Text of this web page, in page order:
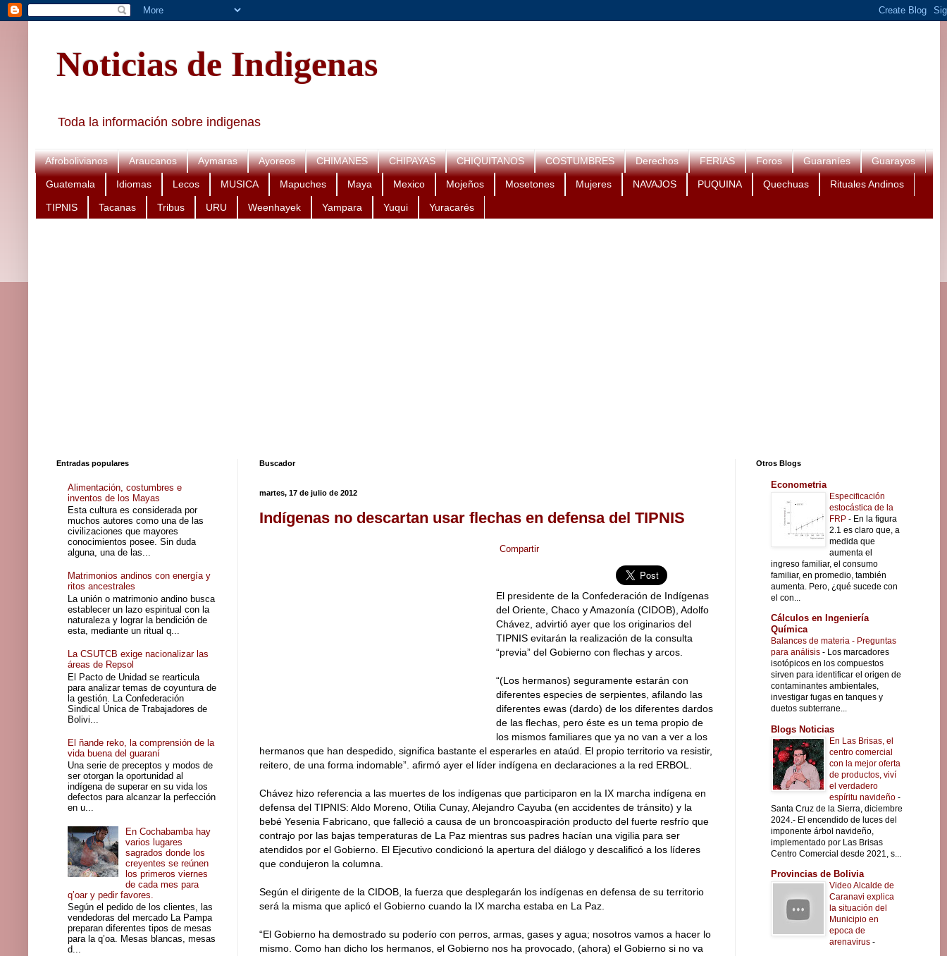
Noticias de Indigenas
Toda la información sobre indigenas
Afrobolivianos Araucanos Aymaras Ayoreos CHIMANES CHIPAYAS CHIQUITANOS COSTUMBRES Derechos FERIAS Foros Guaraníes Guarayos
Guatemala Idiomas Lecos MUSICA Mapuches Maya Mexico Mojeños Mosetones Mujeres NAVAJOS PUQUINA Quechuas Rituales Andinos
TIPNIS Tacanas Tribus URU Weenhayek Yampara Yuqui Yuracarés
Buscador
martes, 17 de julio de 2012
Indígenas no descartan usar flechas en defensa del TIPNIS
Compartir
El presidente de la Confederación de Indígenas
del Oriente, Chaco y Amazonía (CIDOB), Adolfo
Chávez, advirtió ayer que los originarios del
TIPNIS evitarán la realización de la consulta
“previa” del Gobierno con flechas y arcos.
“(Los hermanos) seguramente estarán con
diferentes especies de serpientes, afilando las
diferentes ewas (dardo) de los diferentes dardos
de las flechas, pero éste es un tema propio de
los mismos familiares que ya no van a ver a los
hermanos que han despedido, significa bastante el esperarles en ataúd. El propio territorio va resistir,
reitero, de una forma indomable”. afirmó ayer el líder indígena en declaraciones a la red ERBOL.
Chávez hizo referencia a las muertes de los indígenas que participaron en la IX marcha indígena en
defensa del TIPNIS: Aldo Moreno, Otilia Cunay, Alejandro Cayuba (en accidentes de tránsito) y la
bebé Yesenia Fabricano, que falleció a causa de un broncoaspiración producto del fuerte resfrío que
contrajo por las bajas temperaturas de La Paz mientras sus padres hacían una vigilia para ser
atendidos por el Gobierno. El Ejecutivo condicionó la apertura del diálogo y descalificó a los líderes
que condujeron la columna.
Según el dirigente de la CIDOB, la fuerza que desplegarán los indígenas en defensa de su territorio
será la misma que aplicó el Gobierno cuando la IX marcha estaba en La Paz.
“El Gobierno ha demostrado su poderío con perros, armas, gases y agua; nosotros vamos a hacer lo
mismo. Como han dicho los hermanos, el Gobierno nos ha provocado, (ahora) el Gobierno si no va
Entradas populares
Alimentación, costumbres e
inventos de los Mayas
Esta cultura es considerada por
muchos autores como una de las
civilizaciones que mayores
conocimientos posee. Sin duda
alguna, una de las...
Matrimonios andinos con energía y
ritos ancestrales
La unión o matrimonio andino busca
establecer un lazo espiritual con la
naturaleza y lograr la bendición de
esta, mediante un ritual q...
La CSUTCB exige nacionalizar las
áreas de Repsol
El Pacto de Unidad se rearticula
para analizar temas de coyuntura de
la gestión. La Confederación
Sindical Única de Trabajadores de
Bolivi...
El ñande reko, la comprensión de la
vida buena del guaraní
Una serie de preceptos y modos de
ser otorgan la oportunidad al
indígena de superar en su vida los
defectos para alcanzar la perfección
en u...
En Cochabamba hay
varios lugares
sagrados donde los
creyentes se reúnen
los primeros viernes
de cada mes para
q’oar y pedir favores.
Según el pedido de los clientes, las
vendedoras del mercado La Pampa
preparan diferentes tipos de mesas
para la q’oa. Mesas blancas, mesas
d...
Otros Blogs
Econometria
Especificación
estocástica de la
FRP - En la figura
2.1 es claro que, a
medida que
aumenta el
ingreso familiar, el consumo
familiar, en promedio, también
aumenta. Pero, ¿qué sucede con
el con...
Cálculos en Ingeniería
Química
Balances de materia - Preguntas
para análisis - Los marcadores
isotópicos en los compuestos
sirven para identificar el origen de
contaminantes ambientales,
investigar fugas en tanques y
duetos subterrane...
Blogs Noticias
En Las Brisas, el
centro comercial
con la mejor oferta
de productos, viví
el verdadero
espíritu navideño -
Santa Cruz de la Sierra, diciembre
2024.- El encendido de luces del
imponente árbol navideño,
implementado por Las Brisas
Centro Comercial desde 2021, s...
Provincias de Bolivia
Video Alcalde de
Caranavi explica
la situación del
Municipio en
epoca de
arenavirus -